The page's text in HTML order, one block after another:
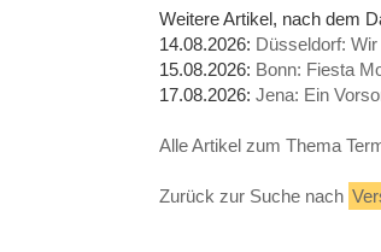
Weitere Artikel, nach dem
14.08.2026: Düsseldorf:
15.08.2026: Bonn: Fiesta
17.08.2026: Jena: Ein
Alle Artikel zum Thema
Zurück zur Suche nach